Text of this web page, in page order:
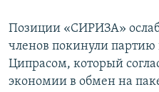
Позиции «СИРИЗА»
членов покинули партию
Ципрасом, который
экономии в обмен на